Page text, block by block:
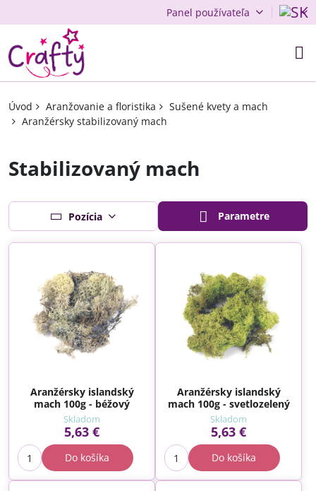
Panel používateľa
Úvod Aranžovanie a floristika
Sušené kvety a mach
Aranžérsky stabilizovaný mach
Stabilizovaný mach
Pozícia Parametre
Aranžérsky islandský
mach 100g - béžový
Skladom
5,63 €
Do košíka
Aranžérsky islandský
mach 100g - svetlozelený
Skladom
5,63 €
Do košíka